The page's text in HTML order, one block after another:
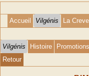
Accueil Vilgénis La
Vilgénis Histoire Promotions
Retour